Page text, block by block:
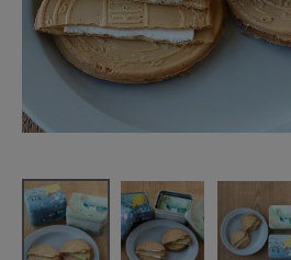
MOOMIN チ
ョコゴーフ
レット
いちご・抹
茶
CATEGORY